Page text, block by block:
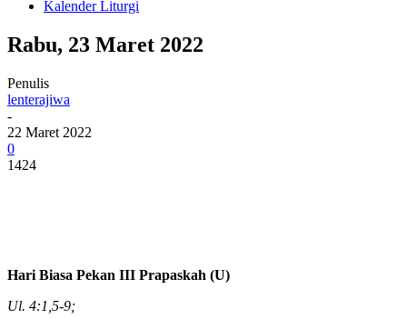
Kalender Liturgi
Rabu, 23 Maret 2022
Penulis
lenterajiwa
-
22 Maret 2022
0
1424
Hari Biasa Pekan III Prapaskah (U)
Ul. 4:1,5-9;